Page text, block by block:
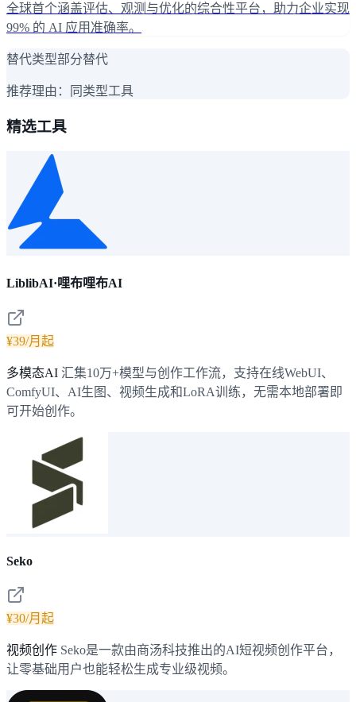
全球首个涵盖评估、观测与优化的综合性平台，助力企业实现
99% 的 AI 应用准确率。
替代类型部分替代
推荐理由： 同类型工具
精选工具
LiblibAI·哩布哩布AI
¥39/月起
多模态AI 汇集10万+模型与创作工作流，支持在线WebUI、
ComfyUI、AI生图、视频生成和LoRA训练，无需本地部署即
可开始创作。
Seko
¥30/月起
视频创作 Seko是一款由商汤科技推出的AI短视频创作平台，
让零基础用户也能轻松生成专业级视频。